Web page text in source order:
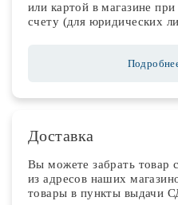
или картой в магазине
счету (для юридических
Доставка
Вы можете забрать товар
из адресов наших
товары в пункты выдачи